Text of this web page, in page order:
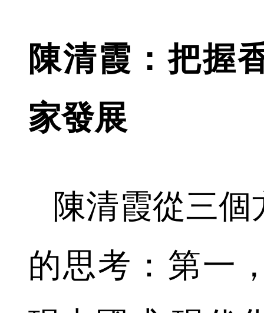
陳清霞：把握
家發展
陳清霞從三個
的思考：第一